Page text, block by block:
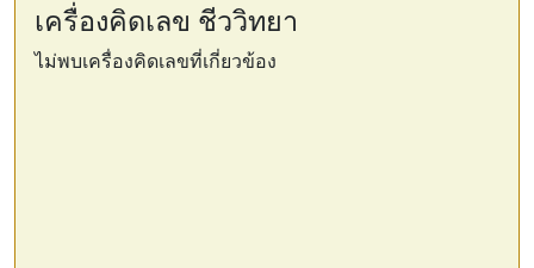
เครื่องคิดเลข ชีววิทยา
ไม่พบเครื่องคิดเลขที่เกี่ยวข้อง